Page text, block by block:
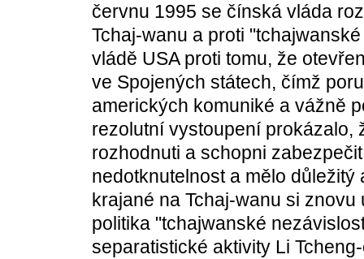
červnu 1995 se čínská vláda
Tchaj-wanu a proti
vládě USA proti tomu, že
ve Spojených státech, čímž
amerických komuniké a vážně
rezolutní vystoupení prokázalo,
rozhodnuti a schopni
nedotknutelnost a mělo
krajané na Tchaj-wanu si
politika "tchajwanské
separatistické aktivity Li